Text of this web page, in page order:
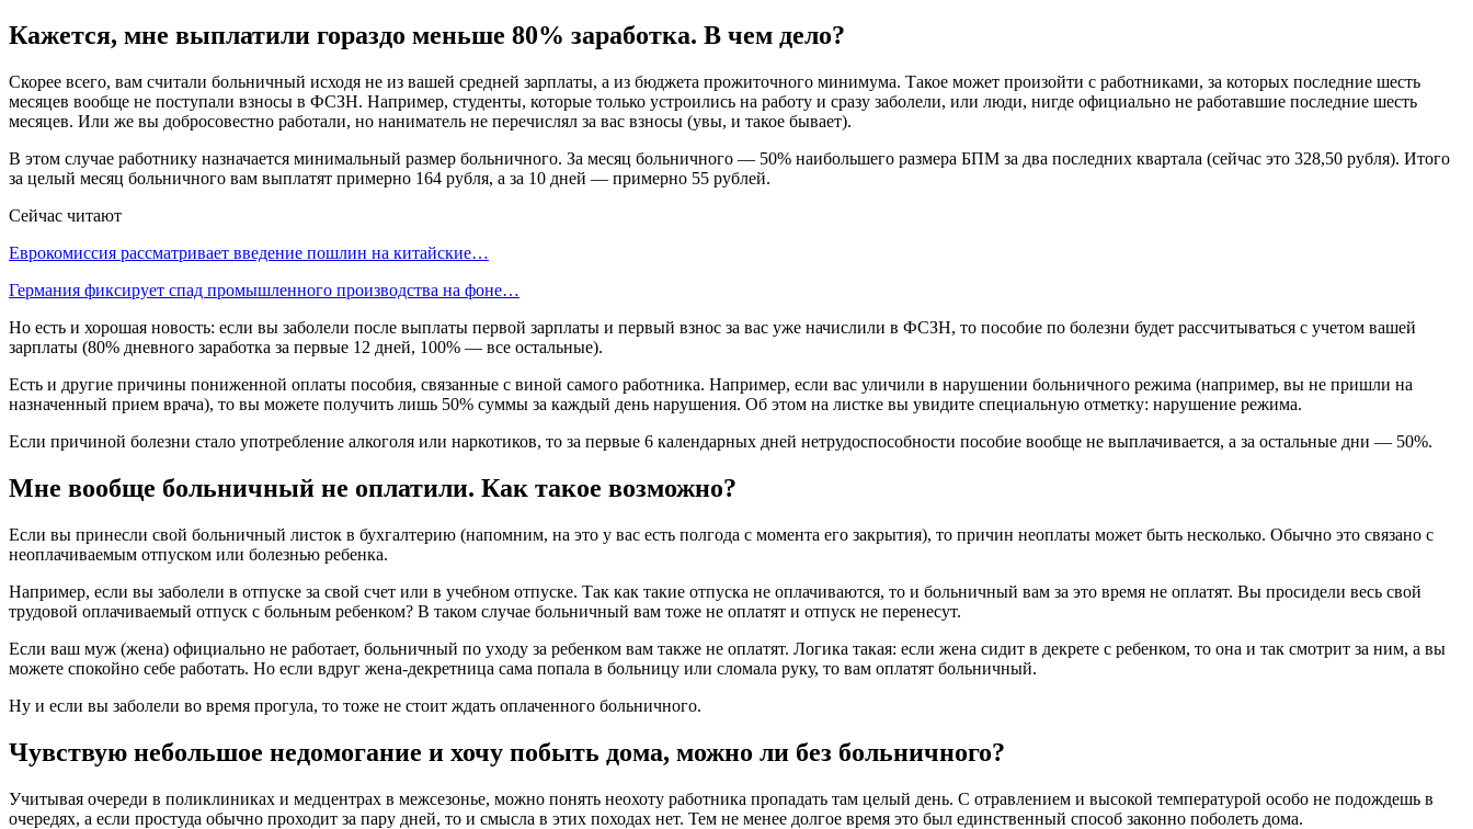
Кажется, мне выплатили гораздо меньше 80% заработка. В чем дело?
Скорее всего, вам считали больничный исходя не из вашей средней зарплаты, а из бюджета прожиточного минимума. Такое может произойти с работниками, за которых последние шесть
месяцев вообще не поступали взносы в ФСЗН. Например, студенты, которые только устроились на работу и сразу заболели, или люди, нигде официально не работавшие последние шесть
месяцев. Или же вы добросовестно работали, но наниматель не перечислял за вас взносы (увы, и такое бывает).
В этом случае работнику назначается минимальный размер больничного. За месяц больничного — 50% наибольшего размера БПМ за два последних квартала (сейчас это 328,50 рубля). Итого
за целый месяц больничного вам выплатят примерно 164 рубля, а за 10 дней — примерно 55 рублей.
Сейчас читают
Еврокомиссия рассматривает введение пошлин на китайские…
Германия фиксирует спад промышленного производства на фоне…
Но есть и хорошая новость: если вы заболели после выплаты первой зарплаты и первый взнос за вас уже начислили в ФСЗН, то пособие по болезни будет рассчитываться с учетом вашей
зарплаты (80% дневного заработка за первые 12 дней, 100% — все остальные).
Есть и другие причины пониженной оплаты пособия, связанные с виной самого работника. Например, если вас уличили в нарушении больничного режима (например, вы не пришли на
назначенный прием врача), то вы можете получить лишь 50% суммы за каждый день нарушения. Об этом на листке вы увидите специальную отметку: нарушение режима.
Если причиной болезни стало употребление алкоголя или наркотиков, то за первые 6 календарных дней нетрудоспособности пособие вообще не выплачивается, а за остальные дни — 50%.
Мне вообще больничный не оплатили. Как такое возможно?
Если вы принесли свой больничный листок в бухгалтерию (напомним, на это у вас есть полгода с момента его закрытия), то причин неоплаты может быть несколько. Обычно это связано с
неоплачиваемым отпуском или болезнью ребенка.
Например, если вы заболели в отпуске за свой счет или в учебном отпуске. Так как такие отпуска не оплачиваются, то и больничный вам за это время не оплатят. Вы просидели весь свой
трудовой оплачиваемый отпуск с больным ребенком? В таком случае больничный вам тоже не оплатят и отпуск не перенесут.
Если ваш муж (жена) официально не работает, больничный по уходу за ребенком вам также не оплатят. Логика такая: если жена сидит в декрете с ребенком, то она и так смотрит за ним, а вы
можете спокойно себе работать. Но если вдруг жена-декретница сама попала в больницу или сломала руку, то вам оплатят больничный.
Ну и если вы заболели во время прогула, то тоже не стоит ждать оплаченного больничного.
Чувствую небольшое недомогание и хочу побыть дома, можно ли без больничного?
Учитывая очереди в поликлиниках и медцентрах в межсезонье, можно понять неохоту работника пропадать там целый день. С отравлением и высокой температурой особо не подождешь в
очередях, а если простуда обычно проходит за пару дней, то и смысла в этих походах нет. Тем не менее долгое время это был единственный способ законно поболеть дома.